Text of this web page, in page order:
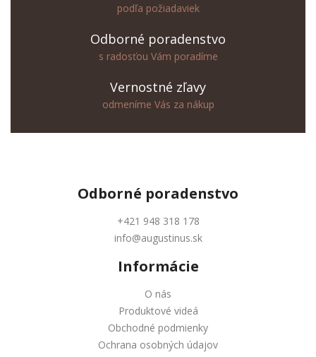
podľa požiadaviek
Odborné poradenstvo
s radosťou Vám poradíme
Vernostné zľavy
odmeníme Vás za nákup
Odborné poradenstvo
+421 948 318 178
info@augustinus.sk
Informácie
O nás
Produktové videá
Obchodné podmienky
Ochrana osobných údajov